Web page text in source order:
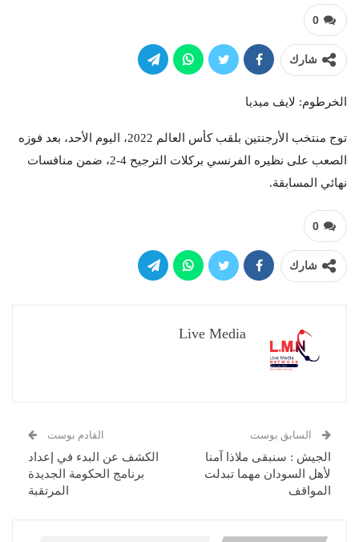
0
شارك
الخرطوم: لايف ميديا
توج منتخب الأرجنتين بلقب كأس العالم 2022، اليوم الأحد، بعد فوزه
الصعب على نظيره الفرنسي بركلات الترجيح 4-2، ضمن منافسات
نهائي المسابقة.
0
شارك
Live Media
السابق بوست
الجيش : سنبقى ملاذا آمنا
لأهل السودان مهما تبدلت
المواقف
القادم بوست
الكشف عن البدء في إعداد
برنامج الحكومة الجديدة
المرتقبة